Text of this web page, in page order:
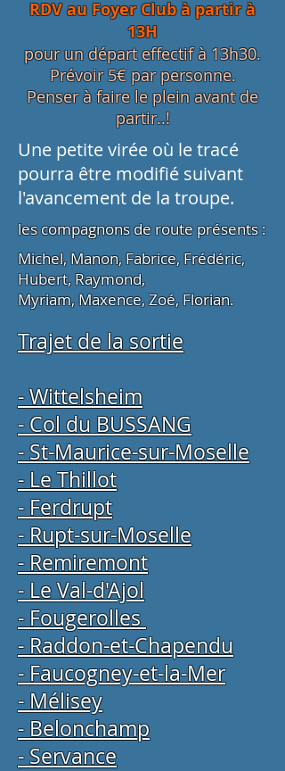
RDV au Foyer Club à partir à
13H
pour un départ effectif à 13h30.
Prévoir 5€ par personne.
Penser à faire le plein avant de
partir..!
Une petite virée où le tracé
pourra être modifié suivant
l'avancement de la troupe.
les compagnons de route présents :
Michel, Manon, Fabrice, Frédéric,
Hubert, Raymond,
Myriam, Maxence, Zoé, Florian.
Trajet de la sortie
- Wittelsheim
- Col du BUSSANG
- St-Maurice-sur-Moselle
- Le Thillot
- Ferdrupt
- Rupt-sur-Moselle
- Remiremont
- Le Val-d'Ajol
- Fougerolles
- Raddon-et-Chapendu
- Faucogney-et-la-Mer
- Mélisey
- Belonchamp
- Servance